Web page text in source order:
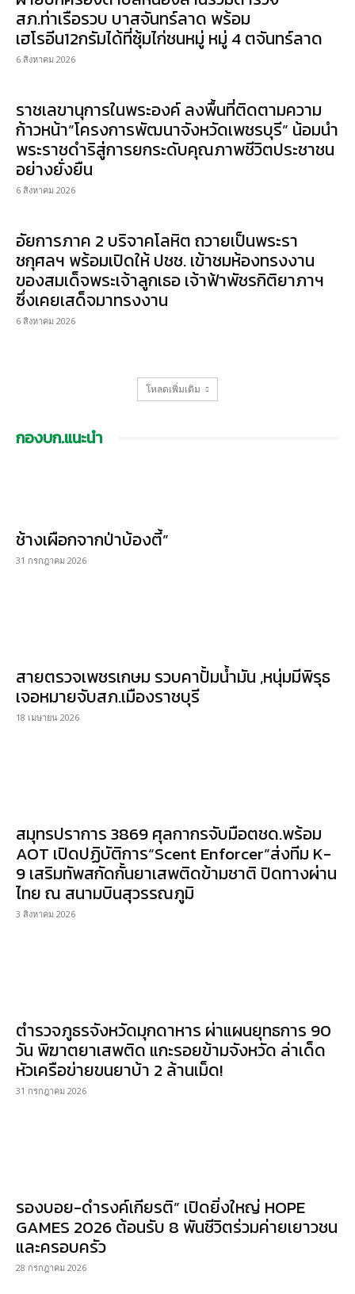
สภ.ท่าเรือรวบ บาสจันทร์ลาด พร้อม
เฮโรอีน12กรัมได้ที่ซุ้มไก่ชนหมู่ หมู่ 4 ตจันทร์ลาด
6 สิงหาคม 2026
ราชเลขานุการในพระองค์ ลงพื้นที่ติดตามความ
ก้าวหน้า”โครงการพัฒนาจังหวัดเพชรบุรี” น้อมนำ
พระราชดำริสู่การยกระดับคุณภาพชีวิตประชาชน
อย่างยั่งยืน
6 สิงหาคม 2026
อัยการภาค 2 บริจาคโลหิต ถวายเป็นพระรา
ชกุศลฯ พร้อมเปิดให้ ปชช. เข้าชมห้องทรงงาน
ของสมเด็จพระเจ้าลูกเธอ เจ้าฟ้าพัชรกิติยาภาฯ
ซึ่งเคยเสด็จมาทรงงาน
6 สิงหาคม 2026
โหลดเพิ่มเติม
กองบก.แนะนำ
ช้างเผือกจากป่าบ้องตี้”
31 กรกฎาคม 2026
สายตรวจเพชรเกษม รวบคาปั้มน้ำมัน ,หนุ่มมีพิรุธ
เจอหมายจับสภ.เมืองราชบุรี
18 เมษายน 2026
สมุทรปราการ 3869 ศุลกากรจับมือตชด.พร้อม
AOT เปิดปฏิบัติการ“Scent Enforcer”ส่งทีม K-
9 เสริมทัพสกัดกั้นยาเสพติดข้ามชาติ ปิดทางผ่าน
ไทย ณ สนามบินสุวรรณภูมิ
3 สิงหาคม 2026
ตำรวจภูธรจังหวัดมุกดาหาร ผ่าแผนยุทธการ 90
วัน พิฆาตยาเสพติด แกะรอยข้ามจังหวัด ล่าเด็ด
หัวเครือข่ายขนยาบ้า 2 ล้านเม็ด!
31 กรกฎาคม 2026
รองบอย-ดำรงค์เกียรติ” เปิดยิ่งใหญ่ HOPE
GAMES 2026 ต้อนรับ 8 พันชีวิตร่วมค่ายเยาวชน
และครอบครัว
28 กรกฎาคม 2026